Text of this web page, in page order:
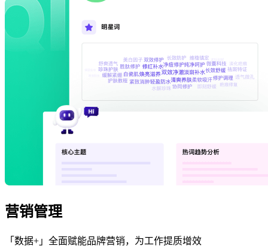
营销管理
「数据+」全面赋能品牌营销，为工作提质增效